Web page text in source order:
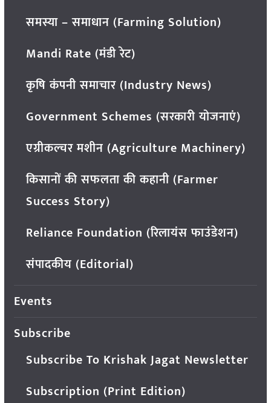
समस्या – समाधान (Farming Solution)
Mandi Rate (मंडी रेट)
कृषि कंपनी समाचार (Industry News)
Government Schemes (सरकारी योजनाएं)
एग्रीकल्चर मशीन (Agriculture Machinery)
किसानों की सफलता की कहानी (Farmer
Success Story)
Reliance Foundation (रिलायंस फाउंडेशन)
संपादकीय (Editorial)
Events
Subscribe
Subscribe To Krishak Jagat Newsletter
Subscription (Print Edition)